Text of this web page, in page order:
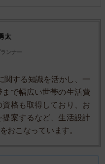
太
ンナー
関する知識を活かし、一
まで幅広い世帯の生活費
格も取得しており、お
案するなど、生活設計
おこなっています。